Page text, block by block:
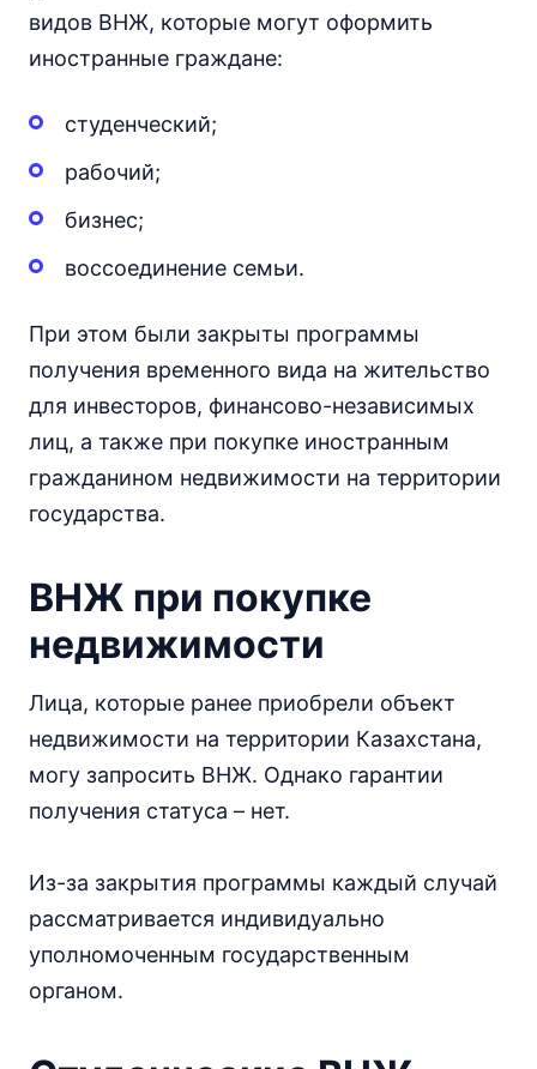
видов ВНЖ, которые могут оформить
иностранные граждане:
студенческий;
рабочий;
бизнес;
воссоединение семьи.
При этом были закрыты программы
получения временного вида на жительство
для инвесторов, финансово-независимых
лиц, а также при покупке иностранным
гражданином недвижимости на территории
государства.
ВНЖ при покупке
недвижимости
Лица, которые ранее приобрели объект
недвижимости на территории Казахстана,
могу запросить ВНЖ. Однако гарантии
получения статуса – нет.
Из-за закрытия программы каждый случай
рассматривается индивидуально
уполномоченным государственным
органом.